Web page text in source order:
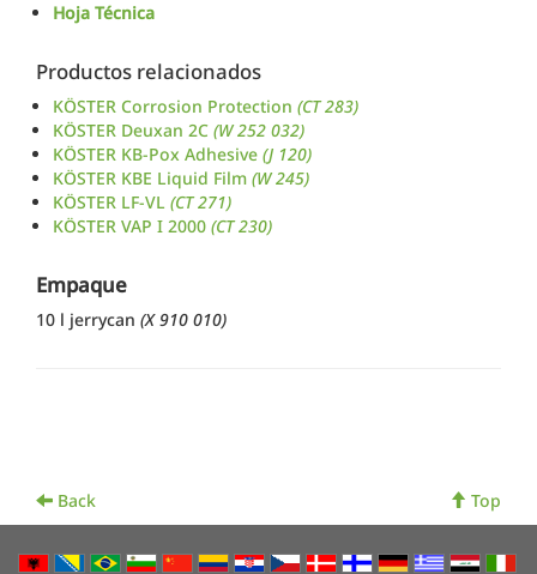
Hoja Técnica
Productos relacionados
KÖSTER Corrosion Protection (CT 283)
KÖSTER Deuxan 2C (W 252 032)
KÖSTER KB-Pox Adhesive (J 120)
KÖSTER KBE Liquid Film (W 245)
KÖSTER LF-VL (CT 271)
KÖSTER VAP I 2000 (CT 230)
Empaque
10 l jerrycan (X 910 010)
Back Top